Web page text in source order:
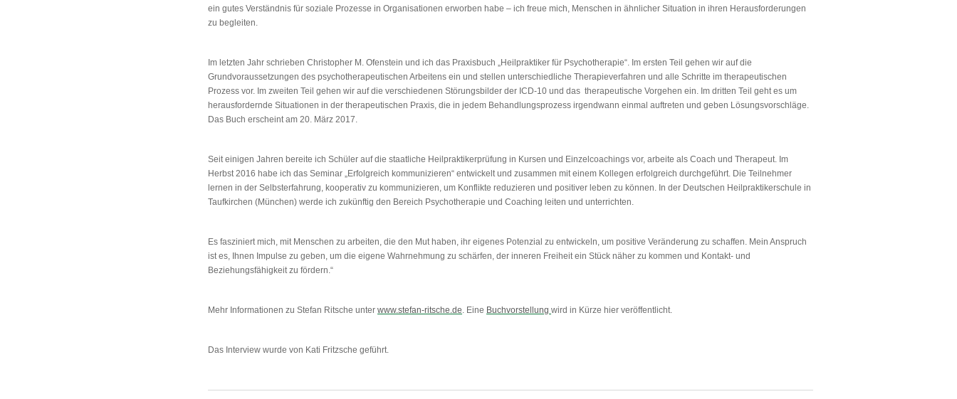
ein gutes Verständnis für soziale Prozesse in Organisationen erworben habe – ich freue mich, Menschen in ähnlicher Situation in ihren Herausforderungen
zu begleiten.
Im letzten Jahr schrieben Christopher M. Ofenstein und ich das Praxisbuch „Heilpraktiker für Psychotherapie“. Im ersten Teil gehen wir auf die
Grundvoraussetzungen des psychotherapeutischen Arbeitens ein und stellen unterschiedliche Therapieverfahren und alle Schritte im therapeutischen
Prozess vor. Im zweiten Teil gehen wir auf die verschiedenen Störungsbilder der ICD-10 und das therapeutische Vorgehen ein. Im dritten Teil geht es um
herausfordernde Situationen in der therapeutischen Praxis, die in jedem Behandlungsprozess irgendwann einmal auftreten und geben Lösungsvorschläge.
Das Buch erscheint am 20. März 2017.
Seit einigen Jahren bereite ich Schüler auf die staatliche Heilpraktikerprüfung in Kursen und Einzelcoachings vor, arbeite als Coach und Therapeut. Im
Herbst 2016 habe ich das Seminar „Erfolgreich kommunizieren“ entwickelt und zusammen mit einem Kollegen erfolgreich durchgeführt. Die Teilnehmer
lernen in der Selbsterfahrung, kooperativ zu kommunizieren, um Konflikte reduzieren und positiver leben zu können. In der Deutschen Heilpraktikerschule in
Taufkirchen (München) werde ich zukünftig den Bereich Psychotherapie und Coaching leiten und unterrichten.
Es fasziniert mich, mit Menschen zu arbeiten, die den Mut haben, ihr eigenes Potenzial zu entwickeln, um positive Veränderung zu schaffen. Mein Anspruch
ist es, Ihnen Impulse zu geben, um die eigene Wahrnehmung zu schärfen, der inneren Freiheit ein Stück näher zu kommen und Kontakt- und
Beziehungsfähigkeit zu fördern.“
Mehr Informationen zu Stefan Ritsche unter www.stefan-ritsche.de. Eine Buchvorstellung wird in Kürze hier veröffentlicht.
Das Interview wurde von Kati Fritzsche geführt.